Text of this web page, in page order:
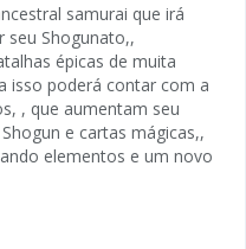
samurai que irá
seu Shogunato,,
épicas de muita
isso poderá contar com a
, que aumentam seu
e cartas mágicas,,
elementos e um novo